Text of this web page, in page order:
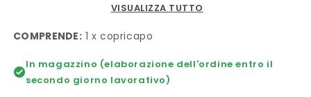
VISUALIZZA TUTTO
COMPRENDE: 1 x copricapo
In magazzino (elaborazione dell'ordine entro il
secondo giorno lavorativo)